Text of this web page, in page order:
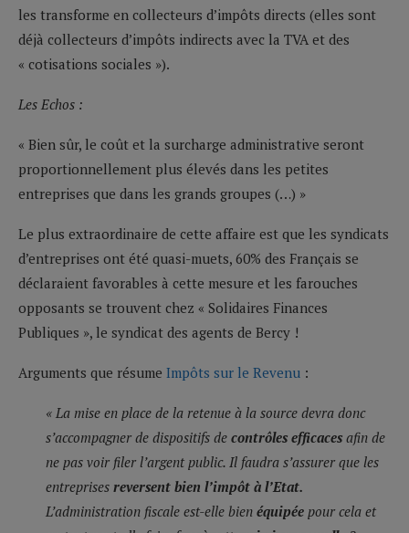
les transforme en collecteurs d’impôts directs (elles sont
déjà collecteurs d’impôts indirects avec la TVA et des
« cotisations sociales »).
Les Echos :
« Bien sûr, le coût et la surcharge administrative seront
proportionnellement plus élevés dans les petites
entreprises que dans les grands groupes (…) »
Le plus extraordinaire de cette affaire est que les syndicats
d’entreprises ont été quasi-muets, 60% des Français se
déclaraient favorables à cette mesure et les farouches
opposants se trouvent chez « Solidaires Finances
Publiques », le syndicat des agents de Bercy !
Arguments que résume Impôts sur le Revenu :
« La mise en place de la retenue à la source devra donc
s’accompagner de dispositifs de contrôles efficaces afin de
ne pas voir filer l’argent public. Il faudra s’assurer que les
entreprises reversent bien l’impôt à l’Etat.
L’administration fiscale est-elle bien équipée pour cela et